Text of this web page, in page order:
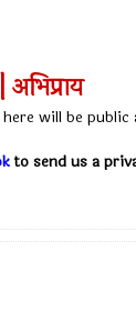
will be public
to send us a